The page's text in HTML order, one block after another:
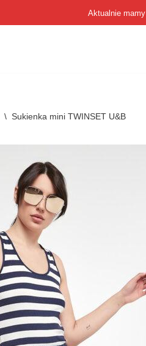
Aktualnie mamy
\ Sukienka mini TWINSET U&B